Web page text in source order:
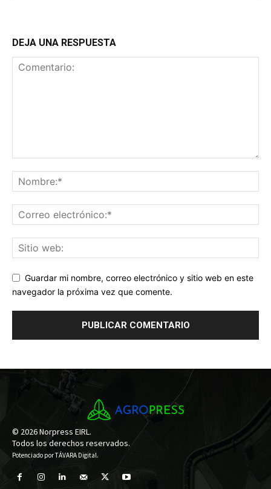
DEJA UNA RESPUESTA
Guardar mi nombre, correo electrónico y sitio web en este
navegador la próxima vez que comente.
© 2026 Norpress EIRL.
Todos los derechos reservados.
Potenciado porTÁVARA Digital.